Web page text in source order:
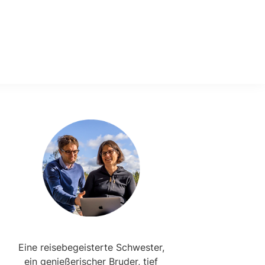
Primary
Sidebar
Eine reisebegeisterte Schwester,
ein genießerischer Bruder, tief